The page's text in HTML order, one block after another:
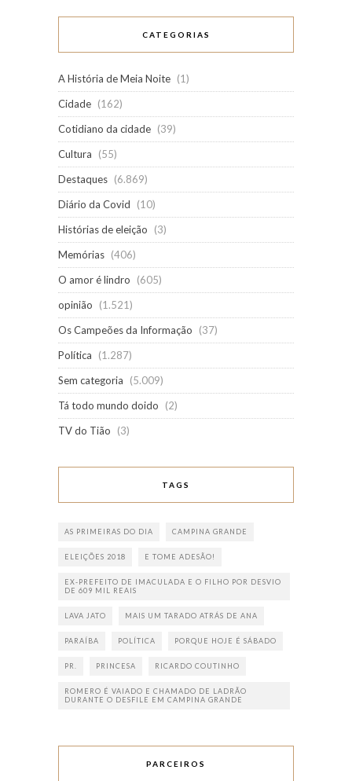
CATEGORIAS
A História de Meia Noite (1)
Cidade (162)
Cotidiano da cidade (39)
Cultura
(55)
Destaques (6.869)
Diário da Covid
(10)
Histórias de eleição
(3)
Memórias (406)
O amor é lindro
(605)
opinião
(1.521)
Os Campeões da Informação
(37)
Política
(1.287)
Sem categoria
(5.009)
Tá todo mundo doido
(2)
TV do Tião
(3)
TAGS
AS PRIMEIRAS DO DIA CAMPINA GRANDE
ELEIÇÕES 2018 E TOME ADESÃO!
EX-PREFEITO DE IMACULADA E O FILHO POR DESVIO
DE 609 MIL REAIS
LAVA JATO MAIS UM TARADO ATRÁS DE ANA
PARAÍBA POLÍTICA PORQUE HOJE É SÁBADO
PR. PRINCESA RICARDO COUTINHO
ROMERO É VAIADO E CHAMADO DE LADRÃO
DURANTE O DESFILE EM CAMPINA GRANDE
PARCEIROS